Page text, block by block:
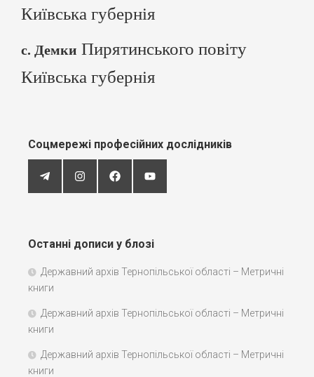
Київська губернія
с. Демки Пирятинського повіту
Київська губернія
Соцмережі професійних дослідників
Останні дописи у блозі
Державний архів Тернопільської області – Метричні
книги
Державний архів Тернопільської області – Метричні
книги
Державний архів Тернопільської області – Метричні
книги